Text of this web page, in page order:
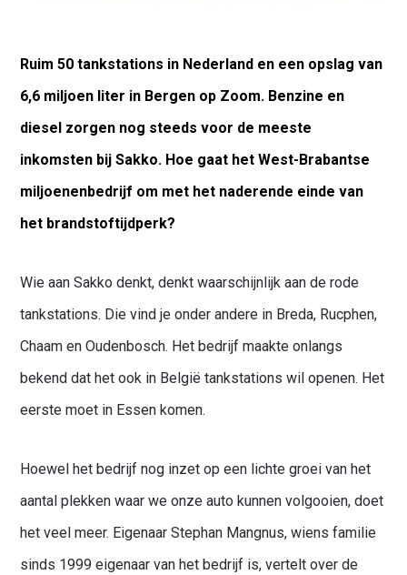
Ruim 50 tankstations in Nederland en een opslag van
6,6 miljoen liter in Bergen op Zoom. Benzine en
diesel zorgen nog steeds voor de meeste
inkomsten bij Sakko. Hoe gaat het West-Brabantse
miljoenenbedrijf om met het naderende einde van
het brandstoftijdperk?
Wie aan Sakko denkt, denkt waarschijnlijk aan de rode
tankstations. Die vind je onder andere in Breda, Rucphen,
Chaam en Oudenbosch. Het bedrijf maakte onlangs
bekend dat het ook in België tankstations wil openen. Het
eerste moet in Essen komen.
Hoewel het bedrijf nog inzet op een lichte groei van het
aantal plekken waar we onze auto kunnen volgooien, doet
het veel meer. Eigenaar Stephan Mangnus, wiens familie
sinds 1999 eigenaar van het bedrijf is, vertelt over de